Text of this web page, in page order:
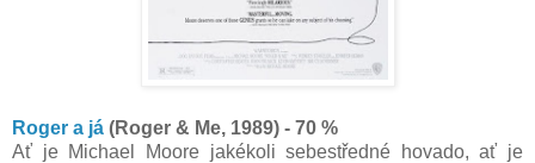
Roger a já (Roger & Me, 1989) - 70 %
Ať je Michael Moore jakékoli sebestředné hovado, ať je